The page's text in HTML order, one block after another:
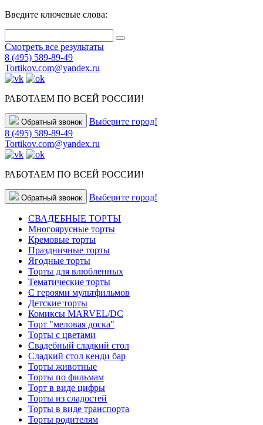
Введите ключевые слова:
Смотреть все результаты
8 (495) 589-89-49
Tortikov.com@yandex.ru
РАБОТАЕМ ПО ВСЕЙ РОССИИ!
Обратный звонок
Выберите город!
8 (495) 589-89-49
Tortikov.com@yandex.ru
РАБОТАЕМ ПО ВСЕЙ РОССИИ!
Обратный звонок Выберите город!
СВАДЕБНЫЕ ТОРТЫ
Многоярусные торты
Кремовые торты
Праздничные торты
Ягодные торты
Торты для влюбленных
Тематические торты
С героями мультфильмов
Детские торты
Комиксы MARVEL/DC
Торт "меловая доска"
Торты с цветами
Свадебный сладкий стол
Сладкий стол кенди бар
Торты животные
Торты по фильмам
Торт в виде цифры
Торты из сладостей
Торты в виде транспорта
Торты родителям